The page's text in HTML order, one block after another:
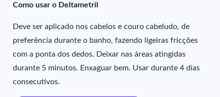
Como usar o Deltametril
Deve ser aplicado nos cabelos e couro cabeludo, de
preferência durante o banho, fazendo ligeiras fricções
com a ponta dos dedos. Deixar nas áreas atingidas
durante 5 minutos. Enxaguar bem. Usar durante 4 dias
consecutivos.